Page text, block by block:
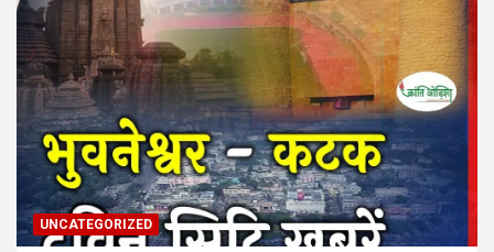
UNCATEGORIZED